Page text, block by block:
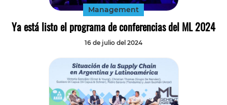
Management
Ya está listo el programa de conferencias del ML 2024
16 de julio del 2024